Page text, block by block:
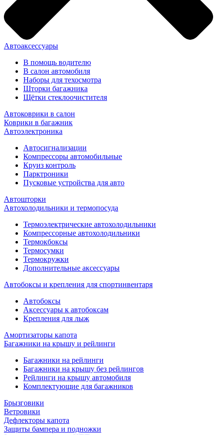
Автоаксессуары
В помощь водителю
В салон автомобиля
Наборы для техосмотра
Шторки багажника
Щётки стеклоочистителя
Автоковрики в салон
Коврики в багажник
Автоэлектроника
Автосигнализации
Компрессоры автомобильные
Круиз контроль
Парктроники
Пусковые устройства для авто
Автошторки
Автохолодильники и термопосуда
Термоэлектрические автохолодильники
Компрессорные автохолодильники
Термокбоксы
Термосумки
Термокружки
Дополнительные аксессуары
Автобоксы и крепления для спортинвентаря
Автобоксы
Аксессуары к автобоксам
Крепления для лыж
Амортизаторы капота
Багажники на крышу и рейлинги
Багажники на рейлинги
Багажники на крышу без рейлингов
Рейлинги на крышу автомобиля
Комплектующие для багажников
Брызговики
Ветровики
Дефлекторы капота
Защиты бампера и подножки